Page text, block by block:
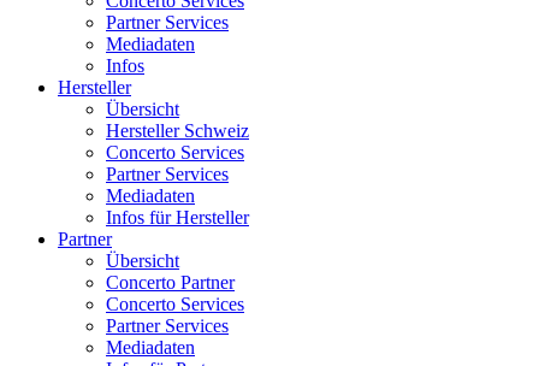
Partner Services
Mediadaten
Infos
Hersteller
Übersicht
Hersteller Schweiz
Concerto Services
Partner Services
Mediadaten
Infos für Hersteller
Partner
Übersicht
Concerto Partner
Concerto Services
Partner Services
Mediadaten